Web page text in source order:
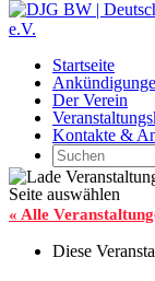
Startseite
Der Verein
Kontakte &
Seite auswählen
« Alle
Diese